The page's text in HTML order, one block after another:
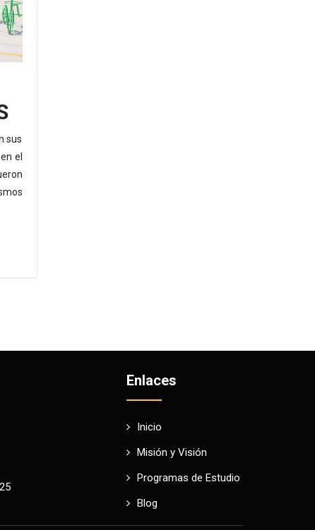
sus
el
Enlaces
Inicio
Misión y Visión
Programas de Estudio
Blog